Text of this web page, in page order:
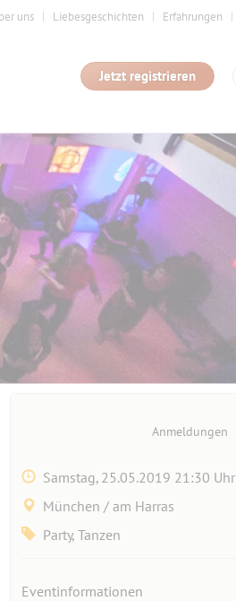
uns Liebesgeschichten Erfahrungen
Jetzt registrieren
Anmeldungen
Samstag, 25.05.2019 21:30 Uhr
München / am Harras
Party, Tanzen
Eventinformationen